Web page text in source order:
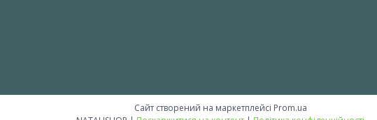
Сайт створений на маркетплейсі Prom.ua